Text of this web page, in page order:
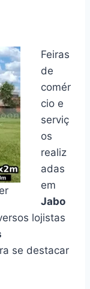
Feiras
de
comér
cio e
serviç
os
realiz
adas
em
Jabo
lojistas
se destacar